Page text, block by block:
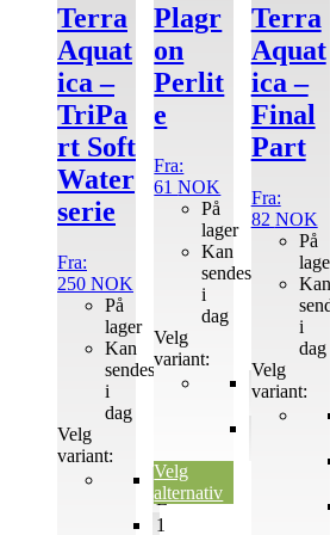
Terra
Aquat
ica –
TriPa
rt Soft
Water
serie
Fra:
250 NOK
0,5
L
1
På
lager
Kan
sendes
i
dag
Velg
variant:
produktsiden Plagr
on
Perlit
e
Fra:
61NOK
10
L
På
lager
Kan
sendes
i
dag
Velg
variant:
Velg
alternativ
produktsiden Terra
Aquat
ica –
Final
Part
Fra:
82 NOK
På
Kan
i
dag
Velg
variant: